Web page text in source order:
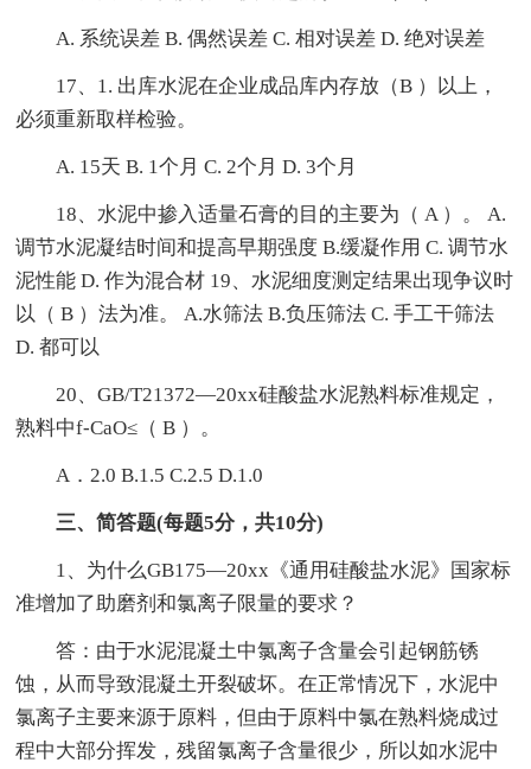
A. 系统误差 B. 偶然误差 C. 相对误差 D. 绝对误差
17、1. 出库水泥在企业成品库内存放（B ）以上，
必须重新取样检验。
A. 15天 B. 1个月 C. 2个月 D. 3个月
18、水泥中掺入适量石膏的目的主要为（ A ）。 A.
调节水泥凝结时间和提高早期强度 B.缓凝作用 C. 调节水
泥性能 D. 作为混合材 19、水泥细度测定结果出现争议时
以（ B ）法为准。 A.水筛法 B.负压筛法 C. 手工干筛法
D. 都可以
20、GB/T21372—20xx硅酸盐水泥熟料标准规定，
熟料中f-CaO≤（ B ）。
A．2.0 B.1.5 C.2.5 D.1.0
三、简答题(每题5分，共10分)
1、为什么GB175—20xx《通用硅酸盐水泥》国家标
准增加了助磨剂和氯离子限量的要求？
答：由于水泥混凝土中氯离子含量会引起钢筋锈
蚀，从而导致混凝土开裂破坏。在正常情况下，水泥中
氯离子主要来源于原料，但由于原料中氯在熟料烧成过
程中大部分挥发，残留氯离子含量很少，所以如水泥中